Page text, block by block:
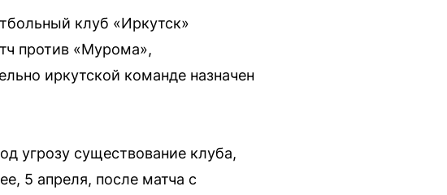
клуб «Иркутск»
против «Мурома»,
иркутской команде назначен
угрозу существование клуба,
5 апреля, после матча с